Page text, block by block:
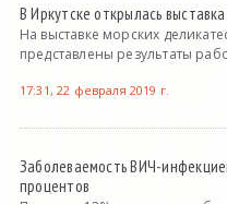
В Иркутске открылась
На выставке морских
представлены результаты
17:31, 22 февраля 2019 г.
Заболеваемость ВИЧ-
процентов